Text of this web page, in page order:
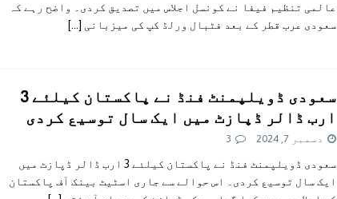
عالمی تنظیم فیفا نے کونسل اجلاس میں تصدیق کردی۔ واضح رہے کہ
سعودی عرب قطر کے بعد فٹبال ورلڈ کپ کی میزبانی […]
سعودی ڈویلپمنٹ فنڈ نے پاکستان کیلئے 3
ارب ڈالر ڈپازٹ میں ایک سال توسیع کردی
دسمبر 7, 2024 3
سعودی ڈویلپمنٹ فنڈ نے پاکستان کیلئے 3 ارب ڈالر ڈپازٹ میں
ایک سال توسیع کردی۔ اس حوالے سے جاری اسٹیٹ بینک آف پاکستان